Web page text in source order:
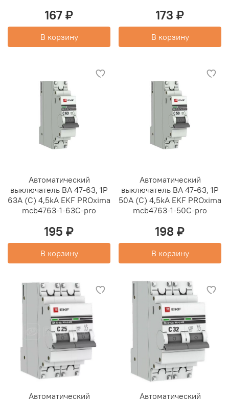
167 ₽
В корзину
173 ₽
В корзину
Автоматический
выключатель ВА 47-63, 1P
63А (C) 4,5kA EKF PROxima
mcb4763-1-63C-pro
195 ₽
В корзину
Автоматический
выключатель ВА 47-63, 1P
50А (C) 4,5kA EKF PROxima
mcb4763-1-50C-pro
198 ₽
В корзину
Автоматический
Автоматический